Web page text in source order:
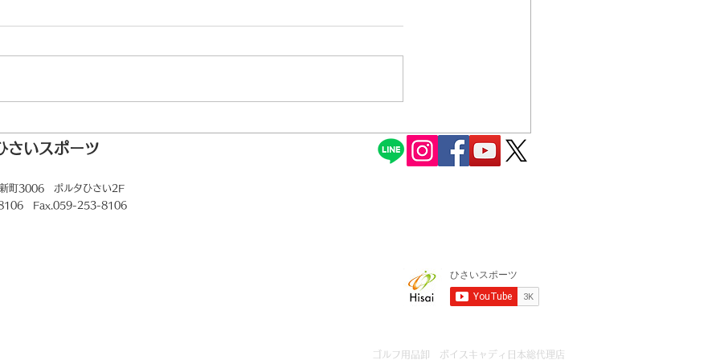
S 不具合に関
ゴルフ場データ修正完了のお知らせ
さいスポーツ
新町3006 ポルタひさい2F
Fax.059-253-8106
ゴルフ用品卸 ボイスキャディ日本総代理店